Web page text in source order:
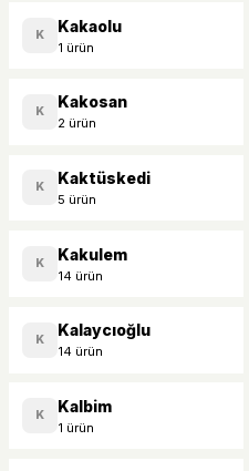
K Kakaolu
1 ürün
K Kakosan
2 ürün
K Kaktüskedi
5 ürün
K Kakulem
14 ürün
K Kalaycıoğlu
14 ürün
K Kalbim
1 ürün